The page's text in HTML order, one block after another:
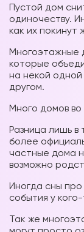
Пустой дом
одиночеству.
как их покинут
Многоэтажные
которые
на некой
другом.
Много домов
Разница лишь в
более
частные дома
возможно
Иногда сны
события у
Так же